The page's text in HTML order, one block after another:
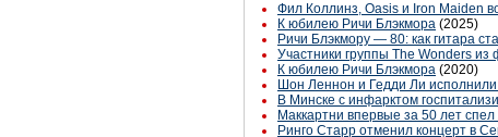
Фил Коллинз, Oasis и Iron Maiden
К юбилею Ричи Блэкмора (2025)
Ричи Блэкмору — 80: как гитара
Участники группы The Wonders из
К юбилею Ричи Блэкмора (2020)
Шон Леннон и Гедди Ли
В Минске с инфарктом
Маккартни впервые за 50 лет
Ринго Старр отменил концерт в